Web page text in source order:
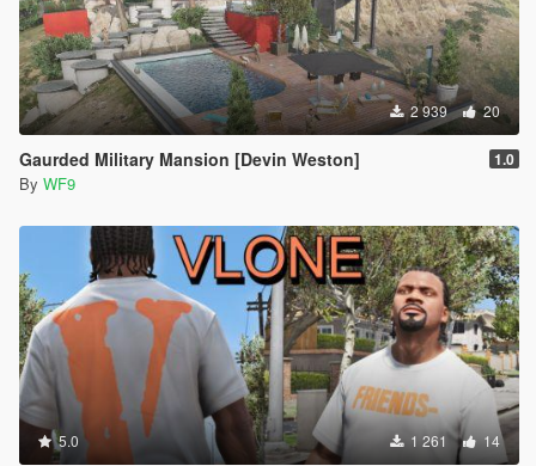
2 939 20
Gaurded Military Mansion [Devin Weston] 1.0
By WF9
5.0 1 261 14